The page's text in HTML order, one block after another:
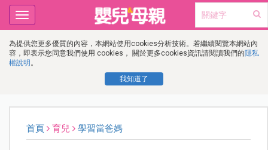
為提供您更多優質的內容，本網站使用cookies分析技術。若繼續閱覽本網站內
容，即表示您同意我們使用 cookies， 關於更多cookies資訊請閱讀我們的隱私
權說明 。
我知道了
Toggle
navigation
首頁 育兒 學習當爸媽